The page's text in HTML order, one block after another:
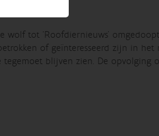
wolf tot ‘Roofdiernieuws’
of geïnteresseerd zijn in het
blijven zien. De opvolging